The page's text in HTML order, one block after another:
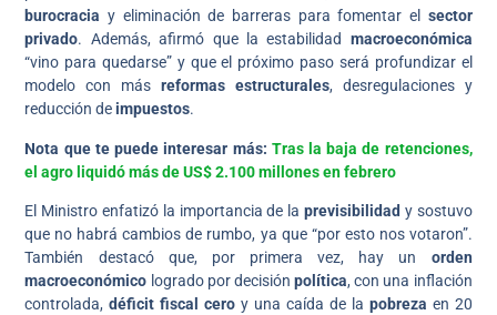
burocracia y eliminación de barreras para fomentar el sector
privado. Además, afirmó que la estabilidad macroeconómica
“vino para quedarse” y que el próximo paso será profundizar el
modelo con más reformas estructurales, desregulaciones y
reducción deimpuestos.
Nota que te puede interesar más: Tras la baja de retenciones,
el agro liquidó más de US$ 2.100 millones en febrero
El Ministro enfatizó la importancia de laprevisibilidad y sostuvo
que no habrá cambios de rumbo, ya que “por esto nos votaron”.
También destacó que, por primera vez, hay un orden
macroeconómico logrado por decisiónpolítica, con una inflación
controlada,déficit fiscal cero y una caída de la pobreza en 20